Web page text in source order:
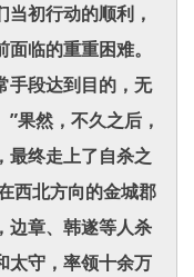
初行动的顺利，
临的重重困难。
手段达到目的，无
果然，不久之后，
最终走上了自杀之
西北方向的金城郡
边章、韩遂等人杀
太守，率领十余万